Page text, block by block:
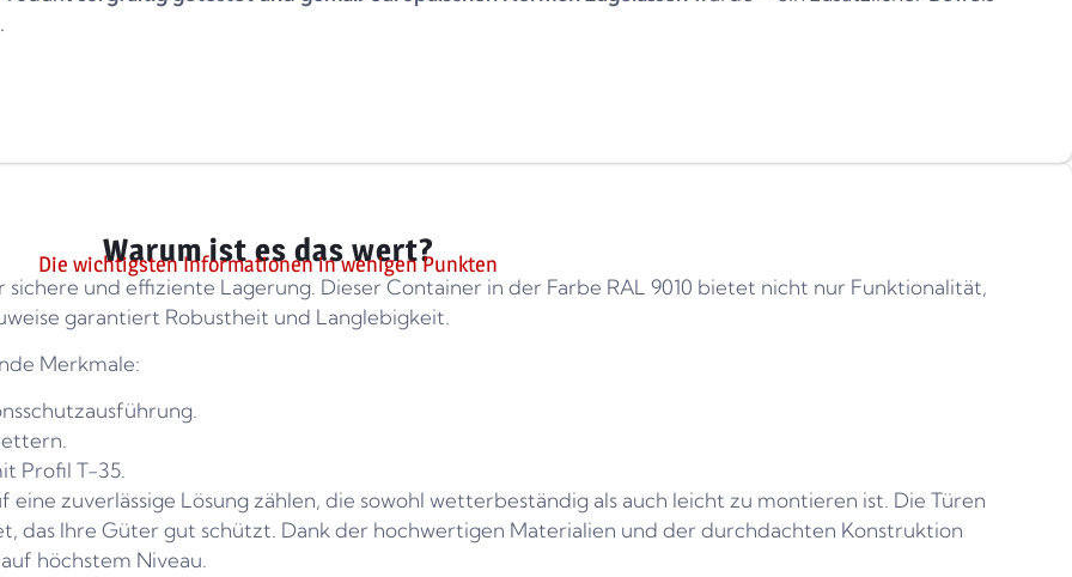
Warum ist es das wert?
Die wichtigsten Informationen in wenigen Punkten
und effiziente Lagerung. Dieser Container in der Farbe RAL 9010 bietet nicht nur Funktionalität,
garantiert Robustheit und Langlebigkeit.
Merkmale:
Profil T-35.
eine zuverlässige Lösung zählen, die sowohl wetterbeständig als auch leicht zu montieren ist. Die Türen
das Ihre Güter gut schützt. Dank der hochwertigen Materialien und der durchdachten Konstruktion
höchstem Niveau.